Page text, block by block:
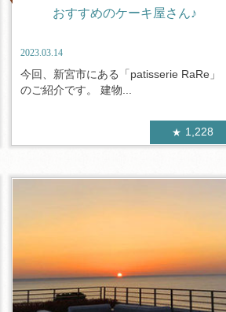
おすすめのケーキ屋さん♪
2023.03.14
今回、新宮市にある「patisserie RaRe」
のご紹介です。 建物...
1,228